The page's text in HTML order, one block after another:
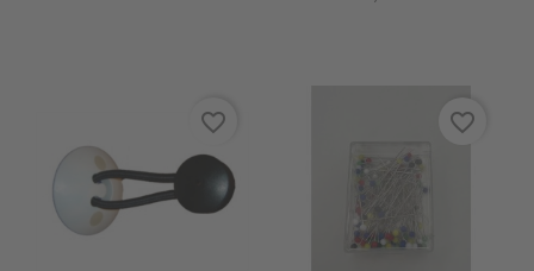
favorite_border favorite_border